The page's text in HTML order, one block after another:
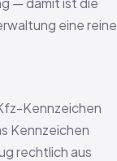
eine reine
Kennzeichen
Kennzeichen
rechtlich aus